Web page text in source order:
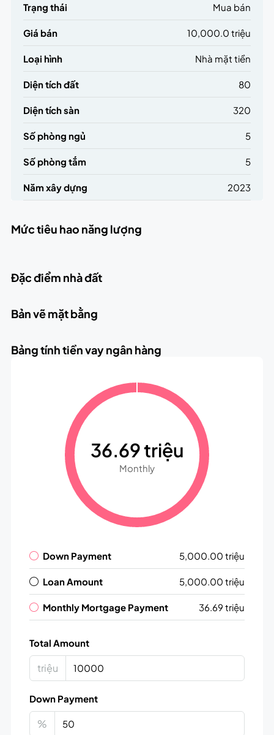
Trạng thái Mua bán
Giá bán 10,000.0 triệu
Loại hình Nhà mặt tiền
Diện tích đất 80
Diện tích sàn 320
Số phòng ngủ 5
Số phòng tắm 5
Năm xây dựng 2023
Mức tiêu hao năng lượng
Đặc điểm nhà đất
Bản vẽ mặt bằng
Bảng tính tiền vay ngân hàng
36.69 triệu
Monthly
Down Payment 5,000.00 triệu
Loan Amount 5,000.00 triệu
Monthly Mortgage Payment 36.69 triệu
Total Amount
triệu
Down Payment
%